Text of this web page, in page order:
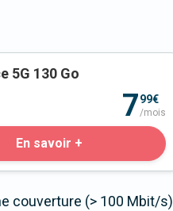
5G 130 Go
799€
/mois
En savoir +
couverture (> 100 Mbit/s)